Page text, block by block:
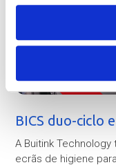
BICS duo-ciclo
A Buitink
ecrãs de higiene